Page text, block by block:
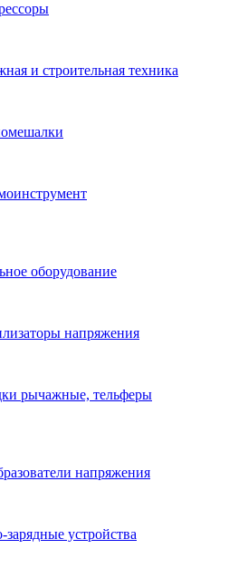
и строительная техника
оборудование
напряжения
рычажные, тельферы
напряжения
зарядные устройства